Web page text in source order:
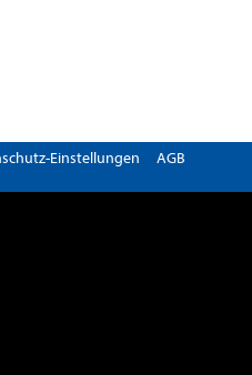
Einstellungen AGB